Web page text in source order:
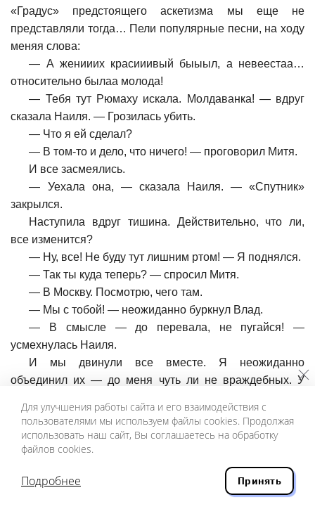
«Градус» предстоящего аскетизма мы еще не
представляли тогда… Пели популярные песни, на ходу
меняя слова:
— А женииих красииивый быыыл, а невеестаа…
относительно былаа молода!
— Тебя тут Рюмаху искала. Молдаванка! — вдруг
сказала Наиля. — Грозилась убить.
— Что я ей сделал?
— В том-то и дело, что ничего! — проговорил Митя.
И все засмеялись.
— Уехала она, — сказала Наиля. — «Спутник»
закрылся.
Наступила вдруг тишина. Действительно, что ли,
все изменится?
— Ну, все! Не буду тут лишним ртом! — Я поднялся.
—Так ты куда теперь? — спросил Митя.
— В Москву. Посмотрю, чего там.
— Мы с тобой! — неожиданно буркнул Влад.
—
В смысле — до перевала, не пугайся! —
усмехнулась Наиля.
И мы двинули все вместе. Я неожиданно
объединил их — до меня чуть ли не враждебных. У
ножницами. И — усмехнулся!
В воротах я обернулся. Я понимал, что прощаюсь с
социализмом. Вернее, с остатками его. И больше уже
Да-а. Это ошибка большевиков, что они на главное
Для улучшения работы сайта и его взаимодействия с
пользователями мы используем файлы cookies. Продолжая
использовать наш сайт, Вы соглашаетесь на обработку
файлов cookies.
Подробнее Принять